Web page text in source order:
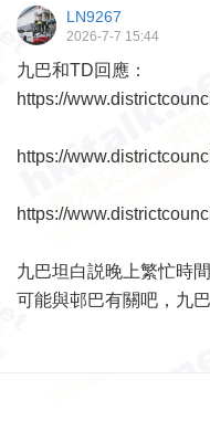
LN9267
2026-7-7 15:44
九巴和TD回應：
https://
https://
https://
九巴坦白説晚上繁忙時
可能與邨巴有關吧，九巴